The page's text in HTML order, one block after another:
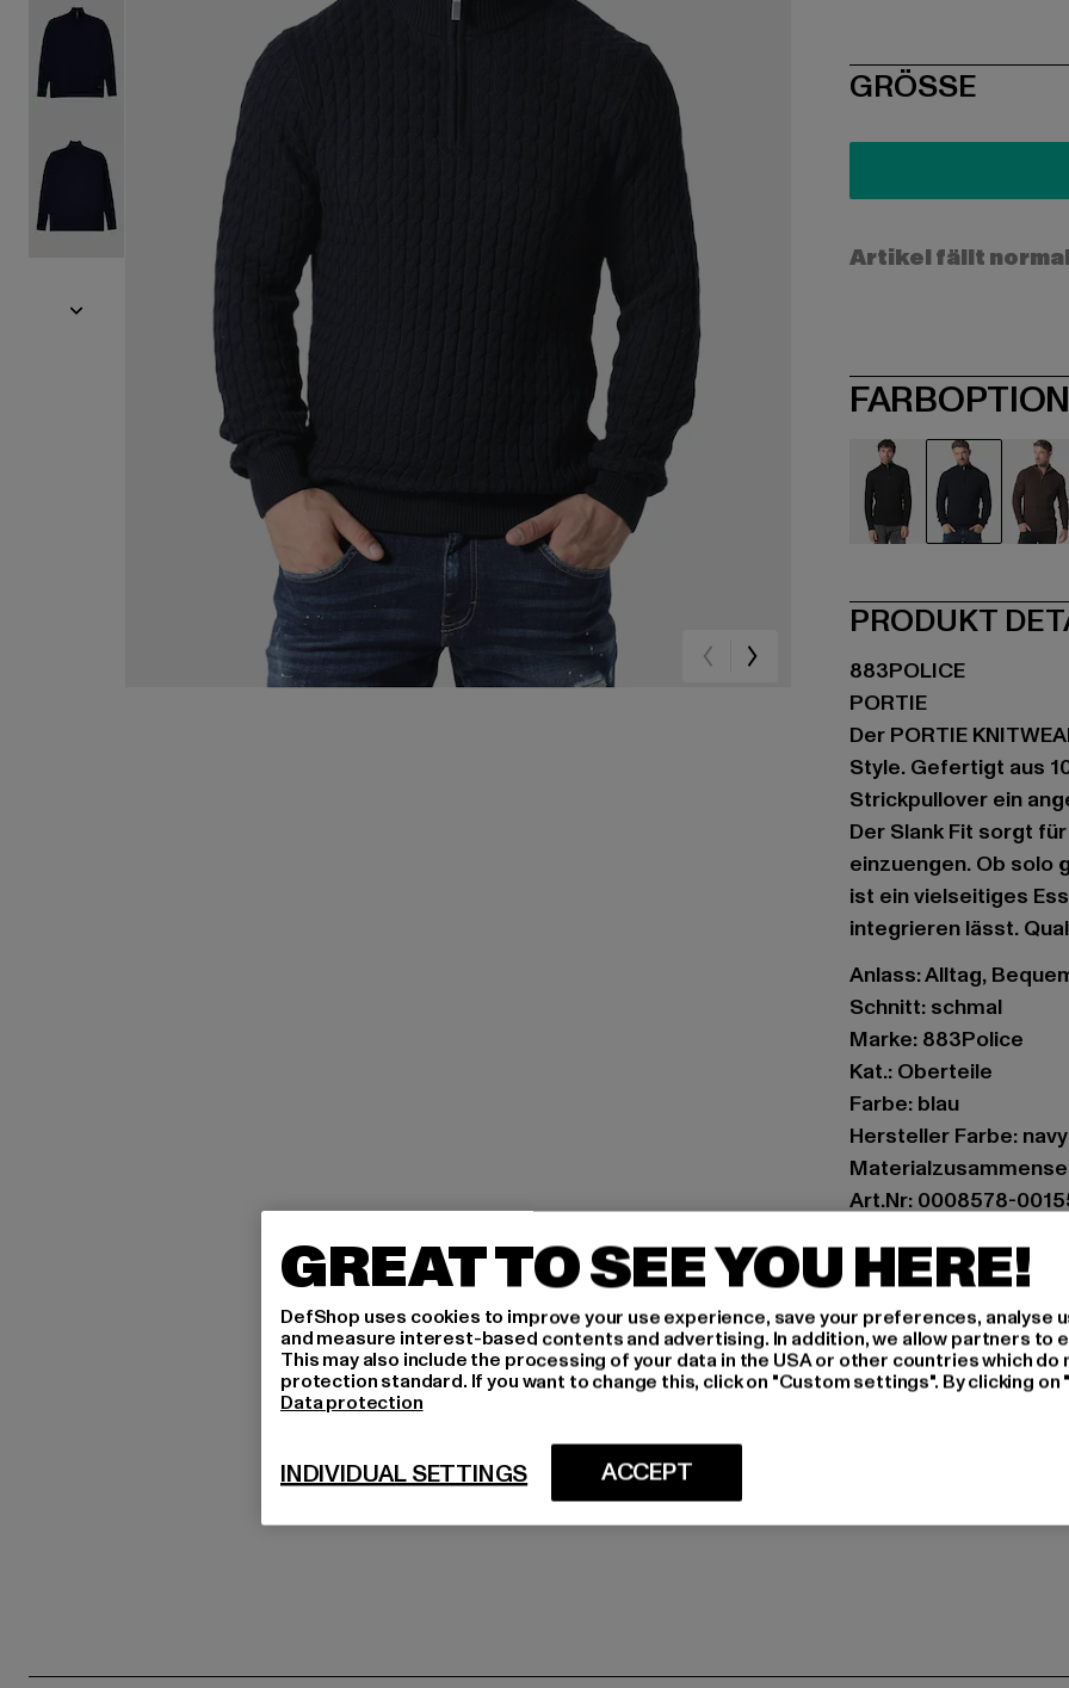
SIZE
GRÖSSE
Artikel fällt
PRODUKT
883POLICE
PORTIE
Der PORTIE
Style. Gefertigt aus
Strickpullover ein
Der Slank Fit sorgt
einzuengen. Ob solo
ist ein vielseitiges
integrieren lässt.
Anlass: Alltag,
Schnitt: schmal
Marke: 883Police
Kat.: Oberteile
Farbe: blau
Hersteller Farbe: navy
Art.Nr: 0008578-
Hersteller: Zabou
Shelley Road,
GRÖSSE
GREAT TO SEE YOU HERE!
DefShop uses cookies to improve your use experience, save your preferences, analyse
and measure interest-based contents and advertising. In addition, we allow partners to
This may also include the processing of your data in the USA or other countries which do
protection standard. If you want to change this, click on "Custom settings". By clicking
Data protection
ACCEPT
INDIVIDUAL SETTINGS